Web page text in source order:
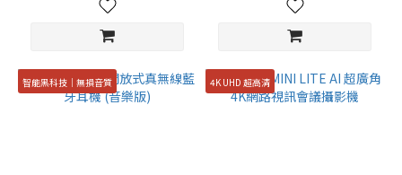
智能黑科技｜無損音質 4K UHD 超高清